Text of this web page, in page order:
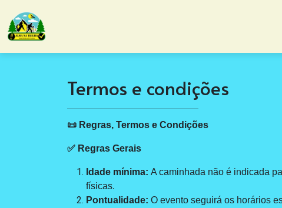
Termos e condições
📜 Regras, Termos e Condições
✅ Regras Gerais
Idade mínima: A caminhada não é indicada
físicas.
Pontualidade: O evento seguirá os horários